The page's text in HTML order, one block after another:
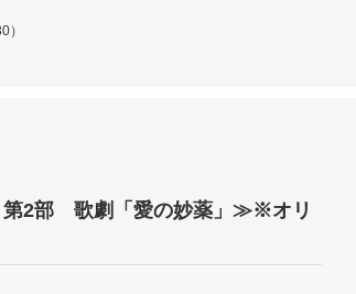
）
2部 歌劇「愛の妙薬」≫※オリ